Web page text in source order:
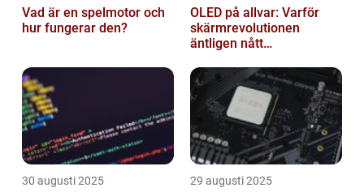
Vad är en spelmotor och
hur fungerar den?
OLED på allvar: Varför
skärmrevolutionen
äntligen nått
30 augusti 2025 29 augusti 2025